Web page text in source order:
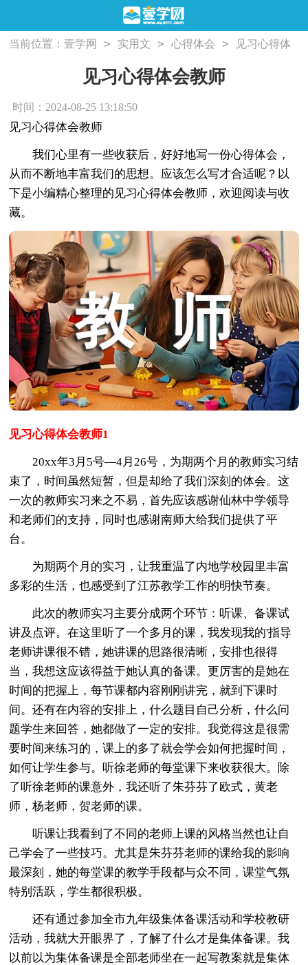
当前位置：壹学网 > 实用文 > 心得体会 >
见习心得体
见习心得体会教师
时间：2024-08-25 13:18:50
见习心得体会教师
我们心里有一些收获后，好好地写一份心得体会，
从而不断地丰富我们的思想。应该怎么写才合适呢？以
下是小编精心整理的见习心得体会教师，欢迎阅读与收
藏。
见习心得体会教师1
20xx年3月5号—4月26号，为期两个月的教师实习结
束了，时间虽然短暂，但是却给了我们深刻的体会。这
一次的教师实习来之不易，首先应该感谢仙林中学领导
和老师们的支持，同时也感谢南师大给我们提供了平
台。
为期两个月的实习，让我重温了内地学校园里丰富
多彩的生活，也感受到了江苏教学工作的明快节奏。
此次的教师实习主要分成两个环节：听课、备课试
讲及点评。在这里听了一个多月的课，我发现我的'指导
老师讲课很不错，她讲课的思路很清晰，安排也很得
当，我想这应该得益于她认真的备课。更厉害的是她在
时间的把握上，每节课都内容刚刚讲完，就到下课时
间。还有在内容的安排上，什么题目自己分析，什么问
题学生来回答，她都做了一定的安排。我觉得这是很需
要时间来练习的，课上的多了就会学会如何把握时间，
如何让学生参与。听徐老师的每堂课下来收获很大。除
了听徐老师的课意外，我还听了朱芬芬了欧式，黄老
师，杨老师，贺老师的课。
听课让我看到了不同的老师上课的风格当然也让自
己学会了一些技巧。尤其是朱芬芬老师的课给我的影响
最深刻，她的每堂课的教学手段都与众不同，课堂气氛
特别活跃，学生都很积极。
还有通过参加全市九年级集体备课活动和学校教研
活动，我就大开眼界了，了解了什么才是集体备课。我
以前以为集体备课是全部老师坐在一起写教案就是集体